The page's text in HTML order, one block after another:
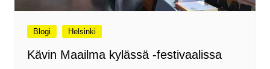
Blogi Helsinki
Kävin Maailma kylässä -festivaalissa